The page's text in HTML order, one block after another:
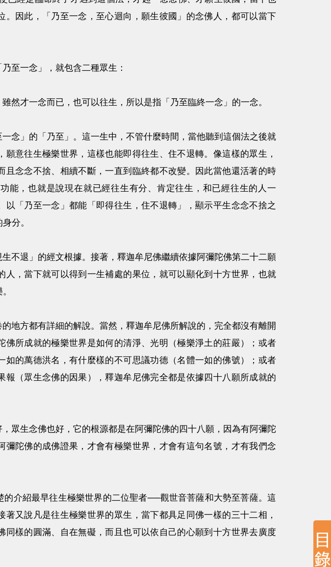
。因此，「 乃至一念，至心迴向，願生彼國 」的念佛人，都可以當下
乃至一念 」，就包含二種眾生：
才一念而已，也可以往生，所以是指「乃至臨終一念」的一念。
」的「乃至」。這一生中，不管什麼時間，當他聽到這個法之後就
意往生極樂世界，這樣也能即得往生、住不退轉。像這樣的眾生，
且念念不捨、相續不斷，一直到臨終都不改變。因此當他還活著的時
能，也就是說現在就已經往生有分、肯定往生，和已經往生的人一
以「乃至一念」都能「即得往生，住不退轉」，顯示平生念念不捨之
分。
退」的經文根據。接著，釋迦牟尼佛繼續依據阿彌陀佛第二十二願
人，當下就可以得到一生補處的果位，就可以顯化到十方世界，也就
方都有詳細的解說。當然，釋迦牟尼佛所解說的，完全都沒有離開
佛所成就的極樂世界是如何的清淨、光明（極樂淨土的莊嚴）；或者
如的萬德洪名，有什麼樣的不可思議功德（名體一如的佛號）；或者
報（眾生念佛的因果），釋迦牟尼佛完全都是依據四十八願所成就的
生念佛也好，它的根源都是在阿彌陀佛的四十八願，因為有阿彌陀
彌陀佛的成佛證果，才會有極樂世界，才會有這句名號，才有我們念
介紹最早往生極樂世界的二位聖者──觀世音菩薩和大勢至菩薩。這
又說凡是往生極樂世界的眾生，當下都具足同佛一樣的三十二相，
同樣的圓滿、自在無礙，而且也可以依自己的心願到十方世界去廣度